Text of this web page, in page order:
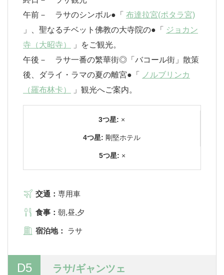
午前－ ラサのシンボル●「 布達拉宮(ポタラ宮)
」、聖なるチベット佛教の大寺院の●「
ジョカン
寺（大昭寺）
」をご観光。
午後－ ラサ一番の繁華街◎「バコール街」散策
後、ダライ・ラマの夏の離宮●「
ノルブリンカ
（羅布林卡）
」観光へご案内。
3つ星: ×
4つ星: 剛堅ホテル
5つ星: ×
交通： 専用車
食事： 朝,昼,夕
宿泊地： ラサ
D5 ラサ/ギャンツェ